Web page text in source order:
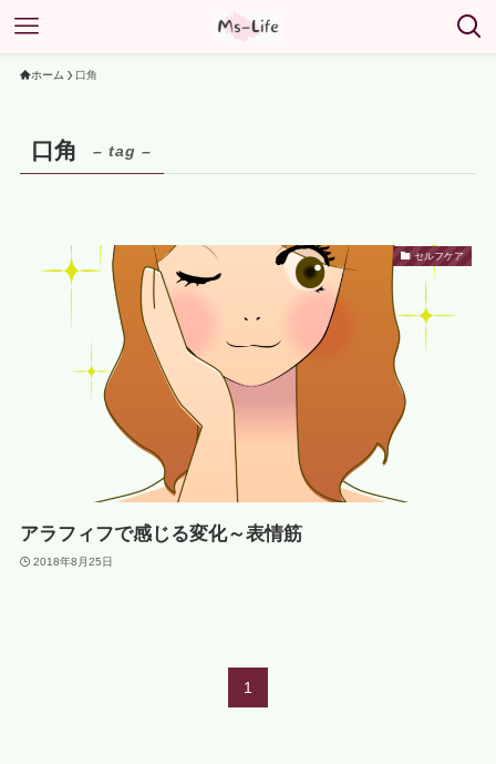
ホーム 口角
口角 – tag –
セルフケア
アラフィフで感じる変化～表情筋
2018年8月25日
1